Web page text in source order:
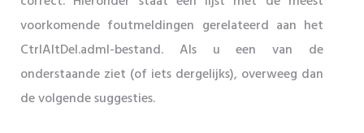
voorkomende foutmeldingen gerelateerd aan het
CtrlAltDel.adml-bestand. Als u een van de
onderstaande ziet (of iets dergelijks), overweeg dan
de volgende suggesties.